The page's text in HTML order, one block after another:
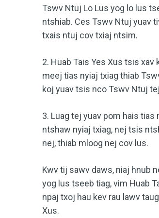
Tswv Ntuj Lo Lus yog lo lus
ntshiab. Ces Tswv Ntuj yuav
txais ntuj cov txiaj ntsim.
2. Huab Tais Yes Xus tsis xav
meej tias nyiaj txiag thiab
koj yuav tsis nco Tswv Ntuj
3. Luag tej yuav pom hais
ntshaw nyiaj txiag, nej tsis
nej, thiab mloog nej cov lus.
Kwv tij sawv daws, niaj hnub
yog lus tseeb tiag, vim Huab
npaj txoj hau kev rau lawv
Xus.